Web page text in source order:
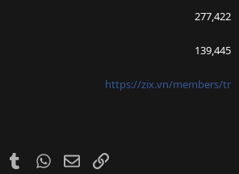
277,422
139,445
https://zix.vn/members/tr
PinterestTumblrWhatsApp
EmailLink